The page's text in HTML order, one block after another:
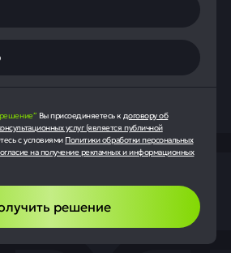
Вы присоединяетесь к договору об
услуг (является публичной
с условиями Политики обработки персональных
на получение рекламных и информационных
решение